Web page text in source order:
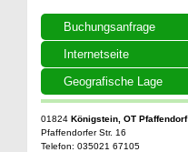
Buchungsanfrage
Internetseite
Geografische Lage
01824 Königstein, OT Pfaffendorf
Pfaffendorfer Str. 16
Telefon: 035021 67105